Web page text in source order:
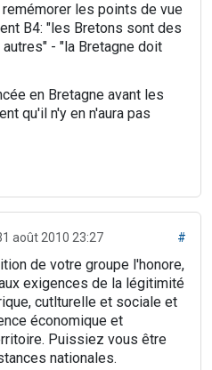
remémorer les points de vue
B4: "les Bretons sont des
- "la Bretagne doit
en Bretagne avant les
qu'il n'y en n'aura pas
août 2010 23:27 #
de votre groupe l'honore,
exigences de la légitimité
cutlturelle et sociale et
économique et
Puissiez vous être
nationales.